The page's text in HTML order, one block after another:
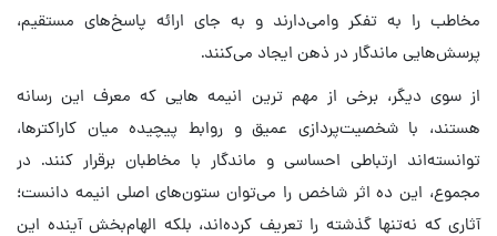
مخاطب را به تفکر وامی‌دارند و به جای ارائه پاسخ‌های مستقیم،
پرسش‌هایی ماندگار در ذهن ایجاد می‌کنند.
از سوی دیگر، برخی از مهم ترین انیمه هایی که معرف این رسانه
هستند، با شخصیت‌پردازی عمیق و روابط پیچیده میان کاراکترها،
توانسته‌اند ارتباطی احساسی و ماندگار با مخاطبان برقرار کنند. در
مجموع، این ده اثر شاخص را می‌توان ستون‌های اصلی انیمه دانست؛
آثاری که نه‌تنها گذشته را تعریف کرده‌اند، بلکه الهام‌بخش آینده این